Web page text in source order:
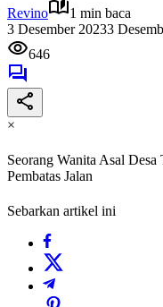
Revino
1 min baca
3 Desember 20233
646
×
Seorang Wanita Asal
Pembatas Jalan
Sebarkan artikel ini